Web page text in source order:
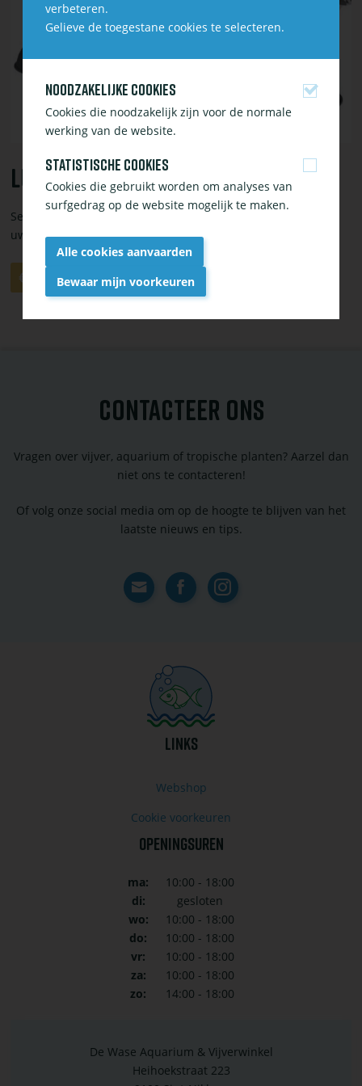
Lunaqua Mini LED Warm
Set van 3 in serie geschakelde warm witte LEDs om details in
uw vijver of tuin beter tot hun recht te laten komen.
€ 159,95 Aan
winkelwagen
warm
CONTACTEER ONS
Vragen over vijver, aquarium of tropische planten? Aarzel dan
niet ons te contacteren!
Of volg onze social media om op de hoogte te blijven van het
laatste nieuws en tips.
ContactFacebookInstagram
LINKS
Webshop
Cookie voorkeuren
OPENINGSUREN
ma:
10:00 - 18:00
di:
gesloten
wo:
10:00 - 18:00
do:
10:00 - 18:00
vr:
10:00 - 18:00
za:
10:00 - 18:00
zo:
14:00 - 18:00
De Wase Aquarium & Vijverwinkel
Heihoekstraat 223
verbeteren.
Gelieve de toegestane cookies te selecteren.
Noodzakelijke cookies
Cookies die noodzakelijk zijn voor de normale
werking van de website.
Statistische cookies
Cookies die gebruikt worden om analyses van
surfgedrag op de website mogelijk te maken.
Alle cookies aanvaarden
Bewaar mijn voorkeuren